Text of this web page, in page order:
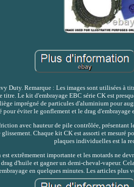
Duty. Remarque : Les images sont utilisées à
Le kit d'embrayage EBC série CK est
imprégné de particules d'aluminium pour
pour éviter le gonflement et le drag
avec hauteur de pile contrôlée,
Chaque kit CK est assorti et mesuré
plaques individuelles est la
extrêmement importante et les motards ne
drag d'huile et gagner un demi-cheval-vapeur.
en quelques minutes. Les articles plus